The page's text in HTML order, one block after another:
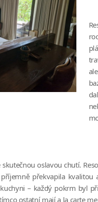
oslavou chutí.
příjemně překvapila
– každý pokrm byl
ostatní mají a la carte